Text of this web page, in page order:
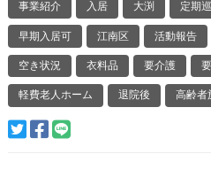
事業紹介 入居 大渕 定期
早期入居可 江南区 活動報告
空き状況 衣料品 要介護
軽費老人ホーム 退院後 高齢者